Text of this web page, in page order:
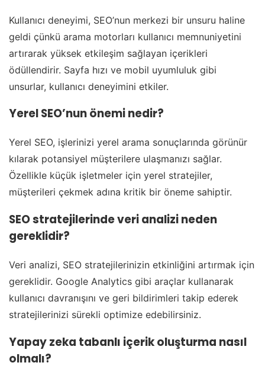
Kullanıcı deneyimi, SEO’nun merkezi bir unsuru haline
geldi çünkü arama motorları kullanıcı memnuniyetini
artırarak yüksek etkileşim sağlayan içerikleri
ödüllendirir. Sayfa hızı ve mobil uyumluluk gibi
unsurlar, kullanıcı deneyimini etkiler.
Yerel SEO’nun önemi nedir?
Yerel SEO, işlerinizi yerel arama sonuçlarında görünür
kılarak potansiyel müşterilere ulaşmanızı sağlar.
Özellikle küçük işletmeler için yerel stratejiler,
müşterileri çekmek adına kritik bir öneme sahiptir.
SEO stratejilerinde veri analizi neden
gereklidir?
Veri analizi, SEO stratejilerinizin etkinliğini artırmak için
gereklidir. Google Analytics gibi araçlar kullanarak
kullanıcı davranışını ve geri bildirimleri takip ederek
stratejilerinizi sürekli optimize edebilirsiniz.
Yapay zeka tabanlı içerik oluşturma nasıl
olmalı?